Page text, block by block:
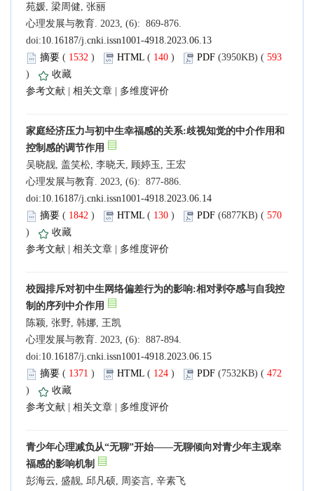
苑媛, 梁周健, 张丽
心理发展与教育. 2023, (6): 869-876.
doi:10.16187/j.cnki.issn1001-4918.2023.06.13
摘要 ( 1532 ) HTML ( 140 ) PDF (3950KB) ( 593
)
收藏
参考文献 | 相关文章 | 多维度评价
家庭经济压力与初中生幸福感的关系:歧视知觉的中介作用和
控制感的调节作用
吴晓靓, 盖笑松, 李晓天, 顾婷玉, 王宏
心理发展与教育. 2023, (6): 877-886.
doi:10.16187/j.cnki.issn1001-4918.2023.06.14
摘要 ( 1842 ) HTML ( 130 ) PDF (6877KB) ( 570
)
收藏
参考文献 | 相关文章 | 多维度评价
校园排斥对初中生网络偏差行为的影响:相对剥夺感与自我控
制的序列中介作用
陈颖, 张野, 韩娜, 王凯
心理发展与教育. 2023, (6): 887-894.
doi:10.16187/j.cnki.issn1001-4918.2023.06.15
摘要 ( 1371 ) HTML ( 124 ) PDF (7532KB) ( 472
)
收藏
参考文献 | 相关文章 | 多维度评价
青少年心理减负从“无聊”开始——无聊倾向对青少年主观幸
福感的影响机制
彭海云, 盛靓, 邱凡硕, 周姿言, 辛素飞